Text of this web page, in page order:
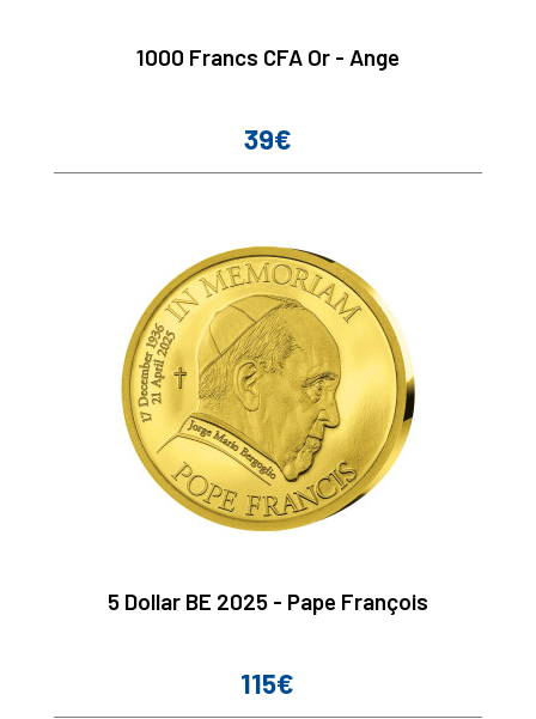
1000 Francs CFA Or - Ange
Prix
39€
5 Dollar BE 2025 - Pape François
Prix
115€